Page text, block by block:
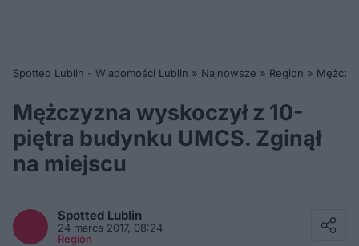
Spotted Lublin - Wiadomości Lublin » Najnowsze » Region »
Mężczyzna wyskoczył z 10-
piętra budynku UMCS. Zginął
na miejscu
Spotted Lublin
24 marca 2017, 08:24
Region